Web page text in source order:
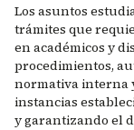
Los asuntos
trámites que
en académicos y
procedimientos,
normativa interna
instancias
y garantizando el